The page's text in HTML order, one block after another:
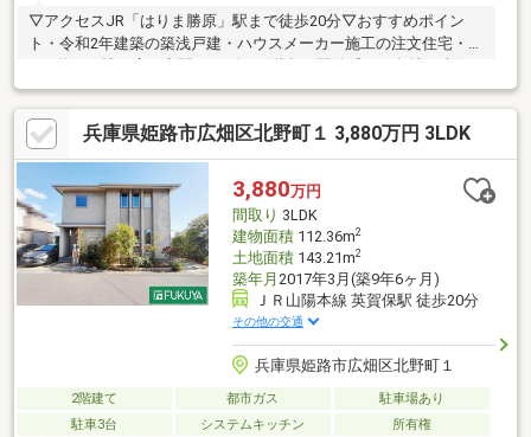
▽アクセスJR「はりま勝原」駅まで徒歩20分▽おすすめポイン
ト・令和2年建築の築浅戸建・ハウスメーカー施工の注文住宅・
お庭スペースあり・間仕切りで間取り変更可能です─── お住まい
探しのお悩み、ご不安をサポート。・物件の詳細は【0120-298-
330(通話無料)】 まで お気軽にお問い合わせください！
兵庫県姫路市広畑区北野町１ 3,880万円 3LDK
3,880万円
間取り 3LDK
建物面積112.36m2
土地面積143.21m2
築年月 2017年3月(築9年6ヶ月)
ＪＲ山陽本線 英賀保駅 徒歩20分
その他の交通
兵庫県姫路市広畑区北野町１
2階建て 都市ガス
駐車場あり
駐車3台
システムキッチン 所有権